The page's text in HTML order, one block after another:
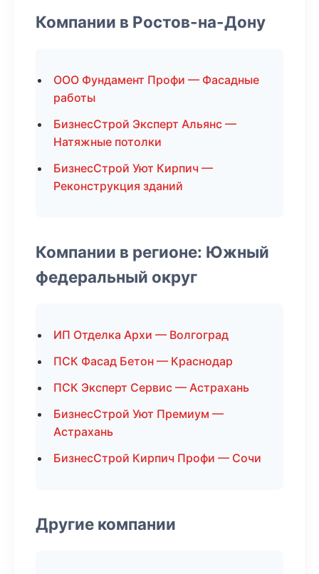
Компании в Ростов-на-Дону
ООО Фундамент Профи — Фасадные
работы
БизнесСтрой Эксперт Альянс —
Натяжные потолки
БизнесСтрой Уют Кирпич —
Реконструкция зданий
Компании в регионе: Южный
федеральный округ
ИП Отделка Архи — Волгоград
ПСК Фасад Бетон — Краснодар
ПСК Эксперт Сервис — Астрахань
БизнесСтрой Уют Премиум —
Астрахань
БизнесСтрой Кирпич Профи — Сочи
Другие компании